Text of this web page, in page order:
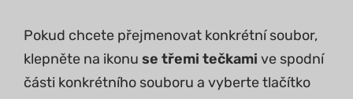
Pokud chcete přejmenovat konkrétní soubor,
klepněte na ikonu se třemi tečkami ve spodní
části konkrétního souboru a vyberte tlačítko